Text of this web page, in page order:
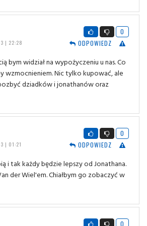
| 22:28
0
ODPOWIEDZ
bym widział na wypożyczeniu u nas. Co
wzmocnieniem. Nic tylko kupować, ale
dziadków i jonathanów oraz
| 01:21
0
ODPOWIEDZ
i tak każdy będzie lepszy od Jonathana.
der Wiel'em. Chiałbym go zobaczyć w
0